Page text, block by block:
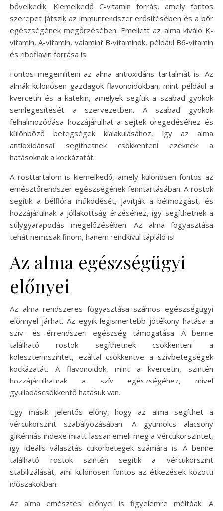
bővelkedik. Kiemelkedő C-vitamin forrás, amely fontos
szerepet játszik az immunrendszer erősítésében és a bőr
egészségének megőrzésében. Emellett az alma kiváló K-
vitamin, A-vitamin, valamint B-vitaminok, például B6-vitamin
és riboflavin forrása is.
Fontos megemlíteni az alma antioxidáns tartalmát is. Az
almák különösen gazdagok flavonoidokban, mint például a
kvercetin és a katekin, amelyek segítik a szabad gyökök
semlegesítését a szervezetben. A szabad gyökök
felhalmozódása hozzájárulhat a sejtek öregedéséhez és
különböző betegségek kialakulásához, így az alma
antioxidánsai segíthetnek csökkenteni ezeknek a
hatásoknak a kockázatát.
A rosttartalom is kiemelkedő, amely különösen fontos az
emésztőrendszer egészségének fenntartásában. A rostok
segítik a bélflóra működését, javítják a bélmozgást, és
hozzájárulnak a jóllakottság érzéséhez, így segíthetnek a
súlygyarapodás megelőzésében. Az alma fogyasztása
tehát nemcsak finom, hanem rendkívül tápláló is!
Az alma egészségügyi
előnyei
Az alma rendszeres fogyasztása számos egészségügyi
előnnyel járhat. Az egyik legismertebb jótékony hatása a
szív- és érrendszeri egészség támogatása. A benne
található rostok segíthetnek csökkenteni a
koleszterinszintet, ezáltal csökkentve a szívbetegségek
kockázatát. A flavonoidok, mint a kvercetin, szintén
hozzájárulhatnak a szív egészségéhez, mivel
gyulladáscsökkentő hatásuk van.
Egy másik jelentős előny, hogy az alma segíthet a
vércukorszint szabályozásában. A gyümölcs alacsony
glikémiás indexe miatt lassan emeli meg a vércukorszintet,
így ideális választás cukorbetegek számára is. A benne
található rostok szintén segítik a vércukorszint
stabilizálását, ami különösen fontos az étkezések közötti
időszakokban.
Az alma emésztési előnyei is figyelemre méltóak. A